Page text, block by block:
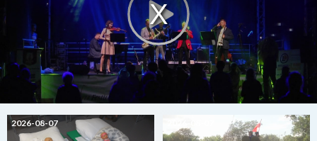
2026-08-07